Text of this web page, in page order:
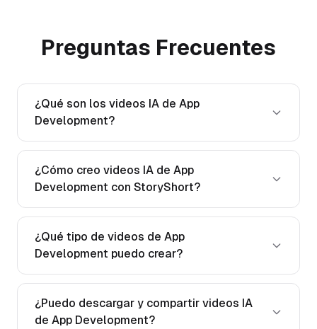
Preguntas Frecuentes
¿Qué son los videos IA de App
Development?
¿Cómo creo videos IA de App
Development con StoryShort?
¿Qué tipo de videos de App
Development puedo crear?
¿Puedo descargar y compartir videos IA
de App Development?